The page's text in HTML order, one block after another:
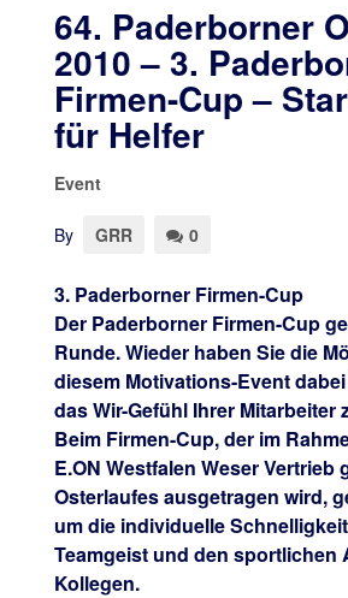
64. Paderborner
2010 – 3.
Firmen-Cup –
für Helfer
Event
By GRR 0
3. Paderborner Firmen-Cup
Der Paderborner Firmen-Cup
Runde. Wieder haben Sie die
diesem Motivations-Event
das Wir-Gefühl Ihrer Mitarbeiter
Beim Firmen-Cup, der im
E.ON Westfalen Weser Vertrieb
Osterlaufes ausgetragen wird,
um die individuelle
Teamgeist und den sportlichen
Kollegen.